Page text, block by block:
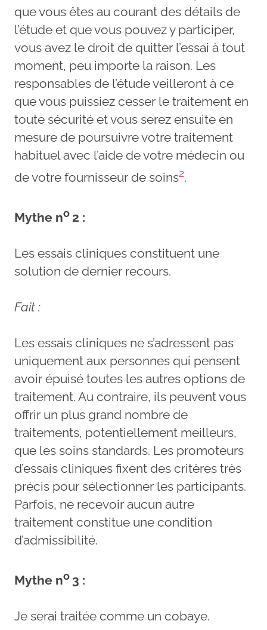
que vous êtes au courant des détails de
l’étude et que vous pouvez y participer,
vous avez le droit de quitter l’essai à tout
moment, peu importe la raison. Les
responsables de l’étude veilleront à ce
que vous puissiez cesser le traitement en
toute sécurité et vous serez ensuite en
mesure de poursuivre votre traitement
habituel avec l’aide de votre médecin ou
de votre fournisseur de soins2.
Mythe no 2 :
Les essais cliniques constituent une
solution de dernier recours.
Fait :
Les essais cliniques ne s’adressent pas
uniquement aux personnes qui pensent
avoir épuisé toutes les autres options de
traitement. Au contraire, ils peuvent vous
offrir un plus grand nombre de
traitements, potentiellement meilleurs,
que les soins standards. Les promoteurs
d’essais cliniques fixent des critères très
précis pour sélectionner les participants.
Parfois, ne recevoir aucun autre
traitement constitue une condition
d’admissibilité.
Mythe no 3 :
Je serai traitée comme un cobaye.